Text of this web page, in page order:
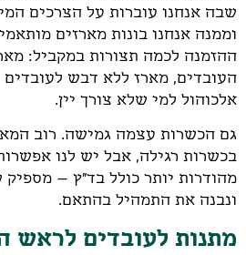
שבה אנחנו עוברות על הצרכים
וממנה אנחנו בונות מארזים
ההזמנה לכמה תצורות במקביל:
העובדים, מארז ללא דבש לעובדים
אלכוהול למי שלא צורך יין.
גם הכשרות עצמה גמישה. רוב
בכשרות רגילה, אבל יש לנו
מהודרות יותר כולל בד"ץ –
ונבנה את התמהיל בהתאם.
מתנות לעובדים לראש